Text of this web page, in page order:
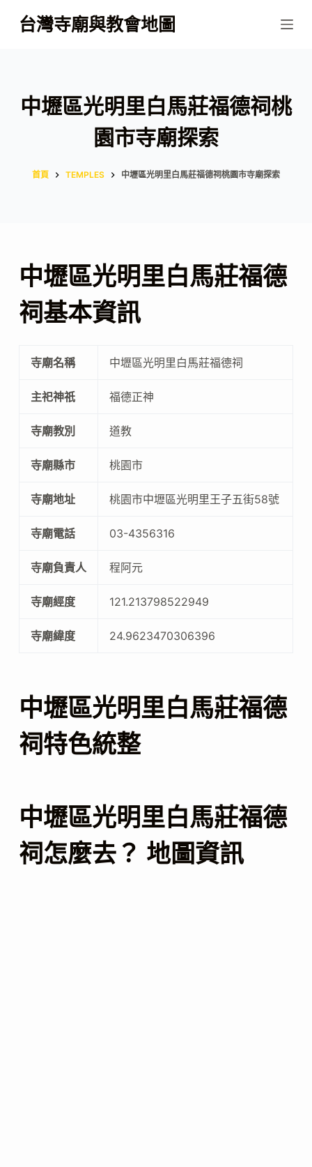
跳
至
容
台灣寺廟與教會地圖
中壢區光明里白馬莊福德祠桃
園市寺廟探索
首頁 TEMPLES 中壢區光明里白馬莊福德祠桃園市寺廟探索
中壢區光明里白馬莊福德
祠基本資訊
寺廟名稱 中壢區光明里白馬莊福德祠
主祀神祇 福德正神
寺廟教別 道教
寺廟縣市 桃園市
寺廟地址 桃園市中壢區光明里王子五街58號
寺廟電話 03-4356316
寺廟負責人 程阿元
寺廟經度 121.213798522949
寺廟緯度 24.9623470306396
中壢區光明里白馬莊福德
祠特色統整
中壢區光明里白馬莊福德
祠怎麼去？ 地圖資訊